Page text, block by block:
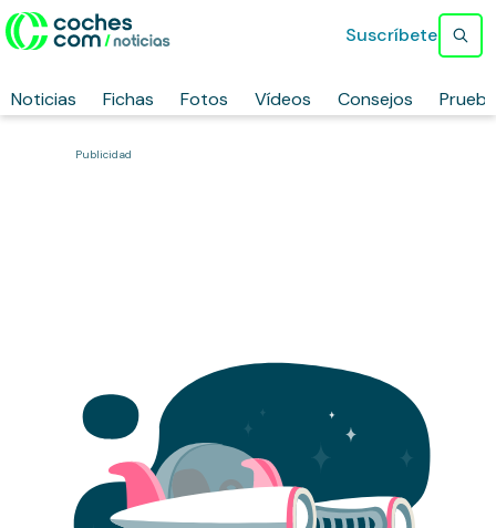
Noticias Fichas Fotos Vídeos Consejos
Suscríbete
Publicidad